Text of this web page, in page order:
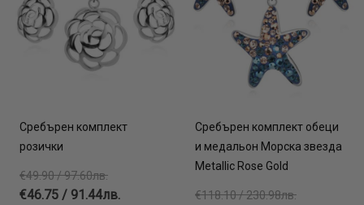
Сребърен комплект
розички
€49.90 / 97.60лв.
€46.75 / 91.44лв.
Сребърен комплект обеци
и медальон Морска звезда
Metallic Rose Gold
€118.10 / 230.98лв.